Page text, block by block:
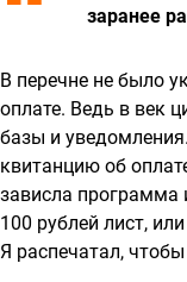
заранее
В перечне не было
оплате. Ведь в век
базы и
квитанцию об
зависла программа
100 рублей лист,
Я распечатал,